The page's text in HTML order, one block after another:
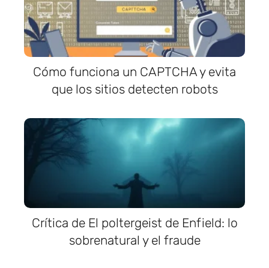
Cómo funciona un CAPTCHA y evita
que los sitios detecten robots
Crítica de El poltergeist de Enfield: lo
sobrenatural y el fraude